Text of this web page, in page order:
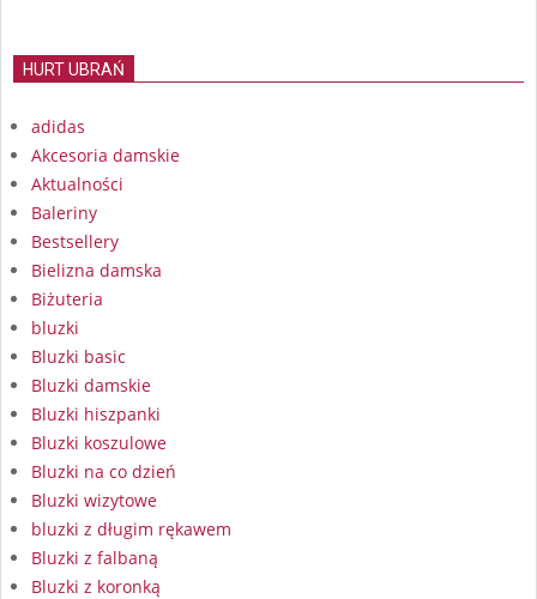
HURT UBRAŃ
adidas
Akcesoria damskie
Aktualności
Baleriny
Bestsellery
Bielizna damska
Biżuteria
bluzki
Bluzki basic
Bluzki damskie
Bluzki hiszpanki
Bluzki koszulowe
Bluzki na co dzień
Bluzki wizytowe
bluzki z długim rękawem
Bluzki z falbaną
Bluzki z koronką